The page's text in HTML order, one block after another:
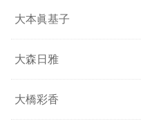
大本眞基子
大森日雅
大橋彩香